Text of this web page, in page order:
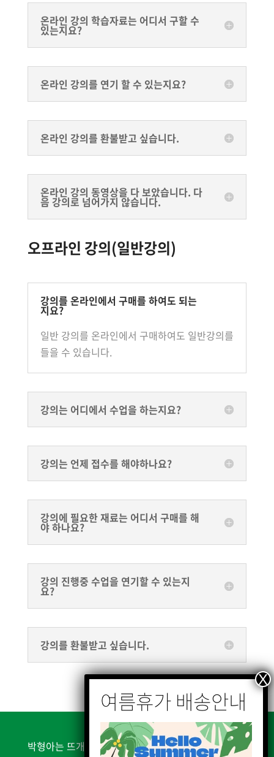
온라인 강의 학습자료는 어디서 구할 수
있는지요?
온라인 강의를 연기 할 수 있는지요?
온라인 강의를 환불받고 싶습니다.
온라인 강의 동영상을 다 보았습니다. 다
음 강의로 넘어가지 않습니다.
오프라인 강의(일반강의)
강의를 온라인에서 구매를 하여도 되는
지요?
일반 강의를 온라인에서 구매하여도 일반강의를
들을 수 있습니다.
강의는 어디에서 수업을 하는지요?
강의는 언제 접수를 해야하나요?
강의에 필요한 재료는 어디서 구매를 해
야 하나요?
강의 진행중 수업을 연기할 수 있는지
요?
강의를 환불받고 싶습니다.
박형아는 뜨개쟁이 | 서울시 은평구 불광천길 338, 2층